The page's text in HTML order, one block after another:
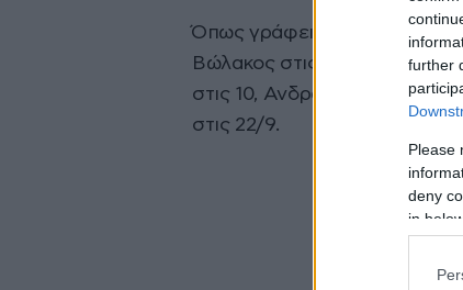
further
Please
deny
in
Όπως γράφει η εφημερίδα «
Βώλακος στις 2 του μήνα,
στις 10, Ανδραβίδας στις 14,
στις 22/9.